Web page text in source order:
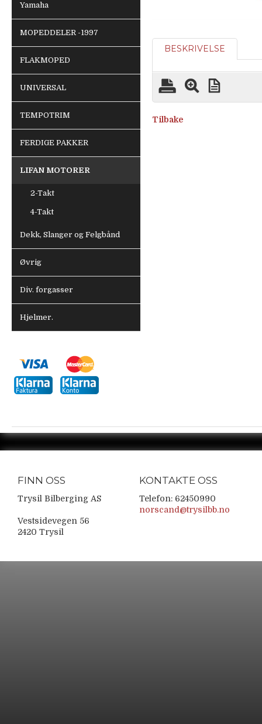
Yamaha
MOPEDDELER -1997
FLAKMOPED
UNIVERSAL
TEMPOTRIM
FERDIGE PAKKER
LIFAN MOTORER
2-Takt
4-Takt
Dekk, Slanger og Felgbånd
Øvrig
Div. forgasser
Hjelmer.
BESKRIVELSE
Tilbake
FINN OSS
Trysil Bilberging AS
Vestsidevegen 56
2420 Trysil
KONTAKTE OSS
Telefon: 62450990
norscand@trysilbb.no